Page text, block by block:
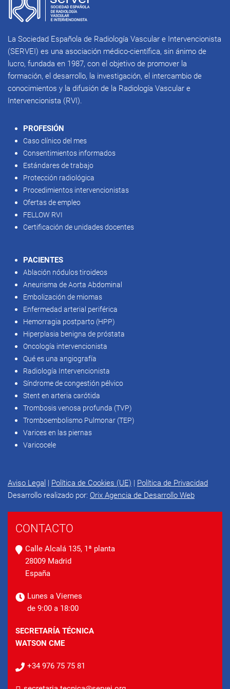
La Sociedad Española de Radiología Vascular e Intervencionista
(SERVEI) es una asociación médico-científica, sin ánimo de
lucro, fundada en 1987, con el objetivo de promover la
formación, el desarrollo, la investigación, el intercambio de
conocimientos y la difusión de la Radiología Vascular e
Intervencionista (RVI).
PROFESIÓN
Caso clínico del mes
Consentimientos informados
Estándares de trabajo
Protección radiológica
Procedimientos intervencionistas
Ofertas de empleo
FELLOW RVI
Certificación de unidades docentes
PACIENTES
Ablación nódulos tiroideos
Aneurisma de Aorta Abdominal
Embolización de miomas
Enfermedad arterial periférica
Hemorragia postparto (HPP)
Hiperplasia benigna de próstata
Oncología intervencionista
Qué es una angiografía
Radiología Intervencionista
Síndrome de congestión pélvico
Stent en arteria carótida
Trombosis venosa profunda (TVP)
Tromboembolismo Pulmonar (TEP)
Varices en las piernas
Varicocele
Aviso Legal | Política de Cookies (UE) | Política de Privacidad
Desarrollo realizado por: Orix Agencia de Desarrollo Web
CONTACTO
Calle Alcalá 135, 1ª planta
28009 Madrid
España
Lunes a Viernes
de 9:00 a 18:00
SECRETARÍA TÉCNICA
WATSON CME
+34 976 75 75 81